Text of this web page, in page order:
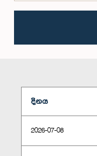
දිනය
2026-07-08